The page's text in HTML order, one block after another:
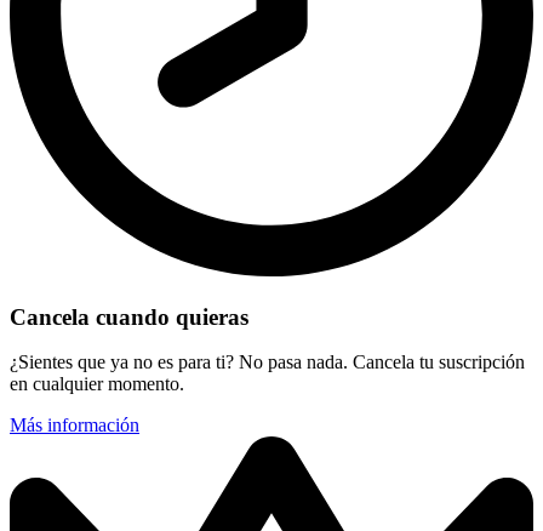
Cancela cuando quieras
¿Sientes que ya no es para ti? No pasa nada. Cancela tu suscripción
en cualquier momento.
Más información